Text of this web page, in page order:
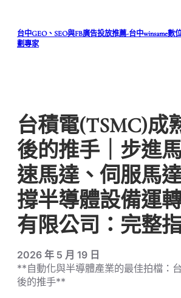
台中GEO、SEO與FB廣告投放推薦-台中winsame數
劃專家
台積電(TSMC)成
後的推手｜步進
速馬達、伺服馬
撐半導體設備運
有限公司：完整
2026 年 5 月 19 日
**自動化與半導體產業的最佳拍檔：
後的推手**